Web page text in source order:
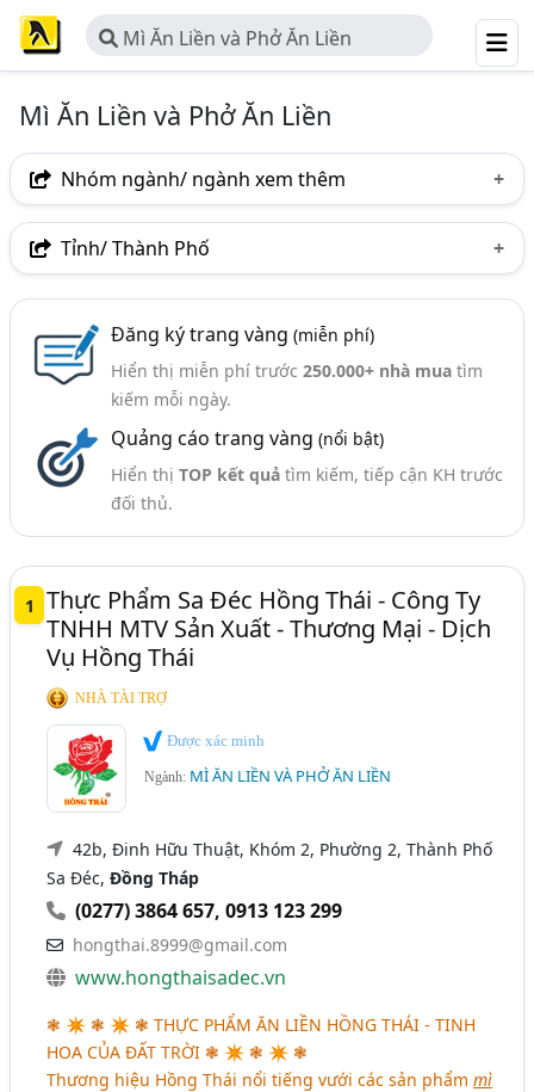
Mì Ăn Liền và Phở Ăn Liền
Mì Ăn Liền và Phở Ăn Liền
Nhóm ngành/ ngành xem thêm
Ngành nghề
Ngành xem thêm
Thực Phẩm Ăn Liền - Nhà Sản Xuất (159)
Tỉnh/ Thành Phố
Bình Dương
Tp. Đà Nẵng
Đồng Tháp
Hưng Yên
TP. Cần Thơ
Bình Định Long An
Đăng ký trang vàng (miễn phí)
Hiển thị miễn phí trước 250.000+ nhà muatìm
kiếm mỗi ngày.
Quảng cáo trang vàng (nổi bật)
Hiển thị TOP kết quảtìm kiếm, tiếp cận KH trước
đối thủ.
1
Thực Phẩm Sa Đéc Hồng Thái - Công Ty
TNHH MTV Sản Xuất - Thương Mại - Dịch
Vụ Hồng Thái
NHÀ TÀI TRỢ
Được xác minh
Ngành: MÌ ĂN LIỀN VÀ PHỞ ĂN LIỀN
42b, Đinh Hữu Thuật, Khóm 2, Phường 2, Thành Phố
Sa Đéc,Đồng Tháp
(0277) 3864 657,0913 123 299
hongthai.8999@gmail.com
www.hongthaisadec.vn
❃ ✴ ❃ ✴ ❃ THỰC PHẨM ĂN LIỀN HỒNG THÁI - TINH
HOA CỦA ĐẤT TRỜI ❃ ✴ ❃ ✴ ❃
Thương hiệu Hồng Thái nổi tiếng vưới các sản phẩmmì